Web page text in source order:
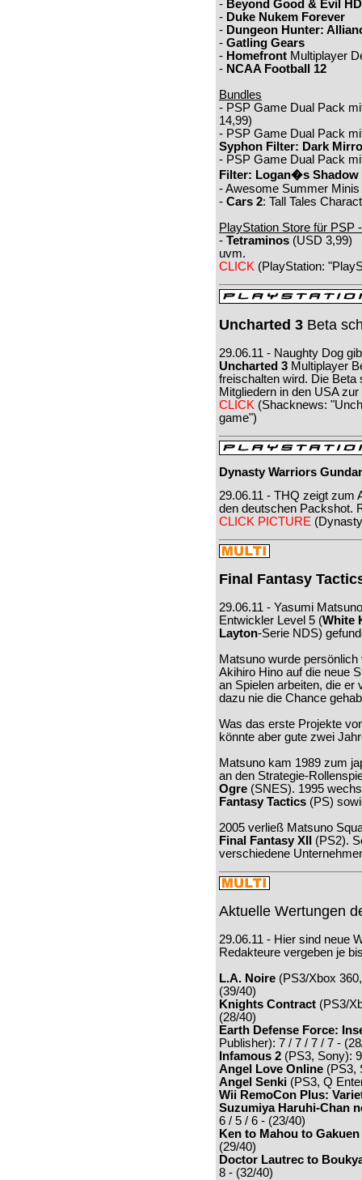
- Beyond Good & Evil HD
- Duke Nukem Forever
- Dungeon Hunter:
- Gatling Gears
- Homefront Multiplayer
- NCAA Football 12
Bundles
- PSP Game Dual Pack
14,99)
- PSP Game Dual Pack
Syphon Filter: Dark
- PSP Game Dual Pack
Filter: Logan�s Shadow
- Awesome Summer
- Cars 2: Tall Tales
PlayStation Store für PSP
- Tetraminos (USD 3,99)
uvm.
CLICK (PlayStation:
Uncharted 3 Beta
29.06.11 - Naughty Dog
Uncharted 3 Multiplayer
freischalten wird. Die Beta
Mitgliedern in den USA
CLICK (Shacknews:
game")
Dynasty Warriors
29.06.11 - THQ zeigt zum
den deutschen Packshot.
CLICK PICTURE
Final Fantasy
29.06.11 - Yasumi
Entwickler Level 5 (White
Layton-Serie NDS)
Matsuno wurde
Akihiro Hino auf die neue
an Spielen arbeiten, die er
dazu nie die Chance
Was das erste Projekte
könnte aber gute zwei
Matsuno kam 1989 zum
an den Strategie-
Ogre (SNES). 1995
Fantasy Tactics (PS)
2005 verließ Matsuno
Final Fantasy XII
(PS2).
verschiedene
Aktuelle Wertungen
29.06.11 - Hier sind neue
Redakteure vergeben je
L.A. Noire (PS3/Xbox
(39/40)
Knights Contract (PS3/
(28/40)
Earth Defense Force:
Publisher): 7 / 7 / 7 / 7 -
Infamous 2 (PS3, Sony):
Angel Love Online (PS3,
Angel Senki (PS3, Q
Wii RemoCon Plus:
Suzumiya Haruhi-Chan
6 / 5 / 6 - (23/40)
Ken to Mahou to
(29/40)
Doctor Lautrec to
8 - (32/40)